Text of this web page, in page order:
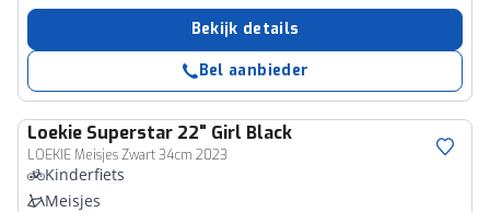
Bekijk details
Bel aanbieder
Loekie Superstar 22" Girl Black
LOEKIE Meisjes Zwart 34cm 2023
Kinderfiets
Meisjes